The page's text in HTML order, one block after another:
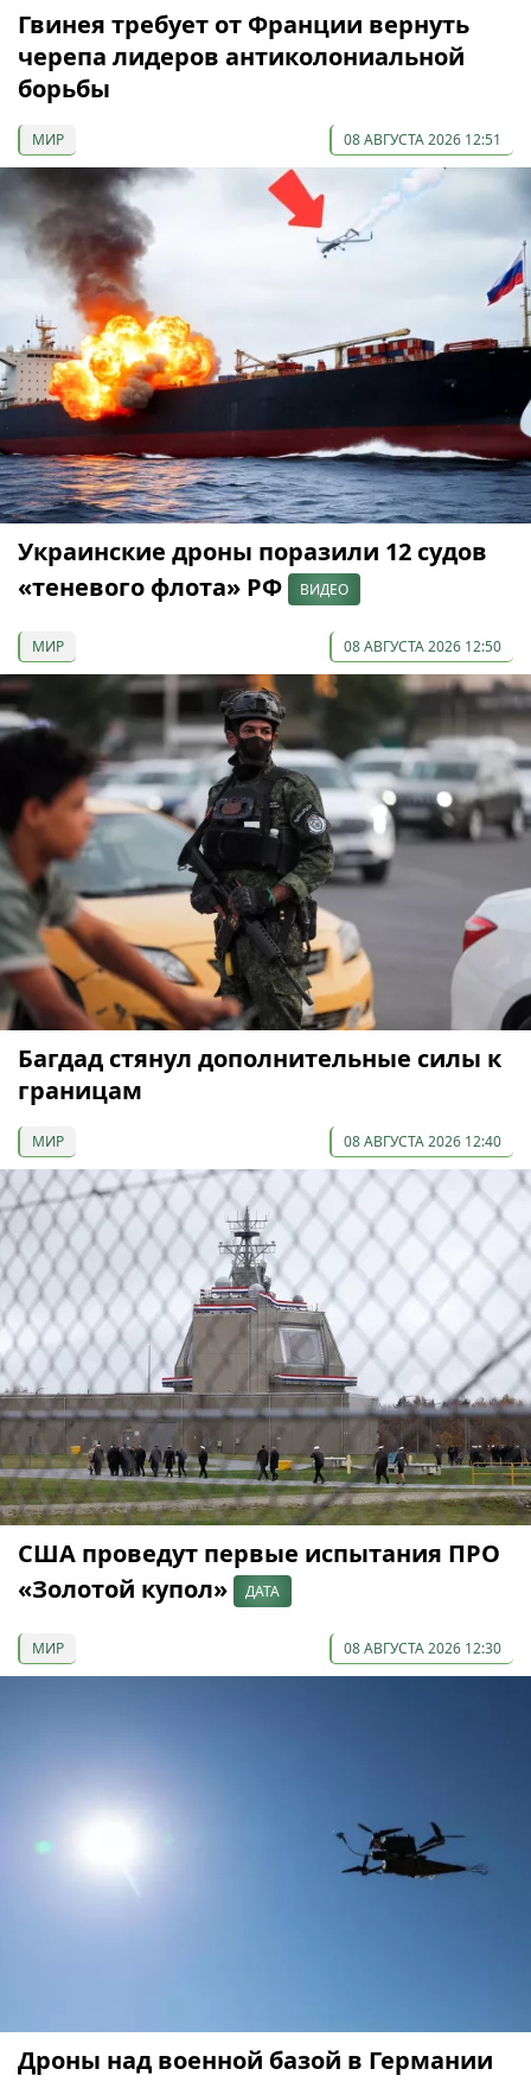
Гвинея требует от Франции вернуть
черепа лидеров антиколониальной
борьбы
МИР 08 АВГУСТА 2026 12:51
Украинские дроны поразили 12 судов
«теневого флота» РФ
ВИДЕО
МИР 08 АВГУСТА 2026 12:50
Багдад стянул дополнительные силы к
границам
МИР 08 АВГУСТА 2026 12:40
США проведут первые испытания ПРО
«Золотой купол»
ДАТА
МИР 08 АВГУСТА 2026 12:30
Дроны над военной базой в Германии